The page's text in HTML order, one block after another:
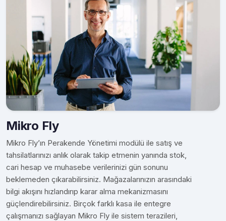
Mikro Fly
Mikro Fly’ın Perakende Yönetimi modülü ile satış ve
tahsilatlarınızı anlık olarak takip etmenin yanında stok,
cari hesap ve muhasebe verilerinizi gün sonunu
beklemeden çıkarabilirsiniz. Mağazalarınızın arasındaki
bilgi akışını hızlandırıp karar alma mekanizmasını
güçlendirebilirsiniz. Birçok farklı kasa ile entegre
çalışmanızı sağlayan Mikro Fly ile sistem terazileri,